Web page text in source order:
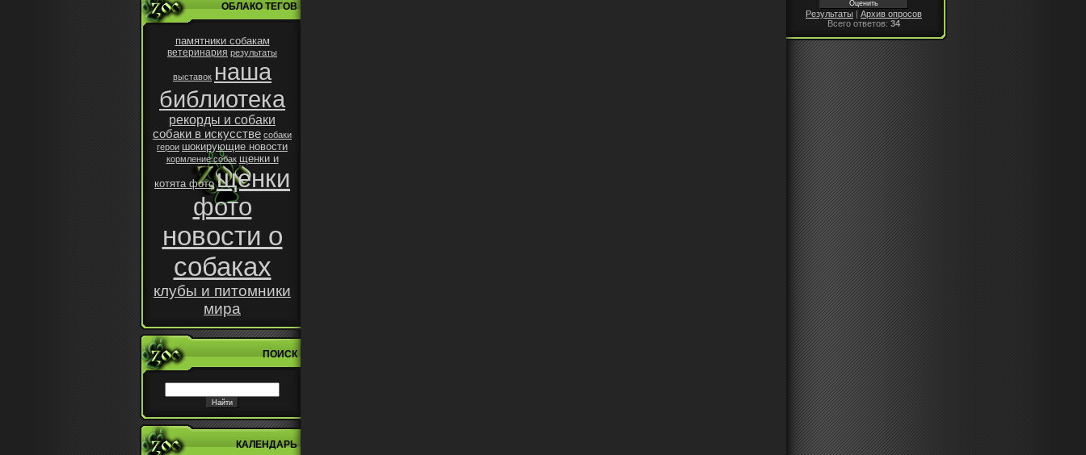
ОБЛАКО ТЕГОВ
памятники собакам
ветеринария результаты
выставок наша
библиотека
рекорды и собаки
собаки в искусстве собаки
герои шокирующие новости
кормление собак щенки и
котята фото щенки
фото
новости о
собаках
клубы и питомники
мира
ПОИСК
КАЛЕНДАРЬ
Результаты | Архив опросов
Всего ответов: 34